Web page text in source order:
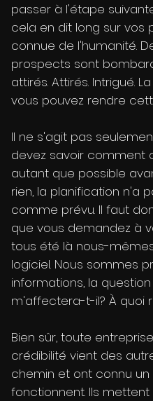
passer à l'étape
cela en dit long sur vos
connue de l'humanité.
prospects sont
attirés. Attirés. Intrigué.
vous pouvez rendre
Il ne s'agit pas
devez savoir comment
autant que possible
rien, la planification n'a
comme prévu. Il faut
que vous demandez à
tous été là nous-
logiciel. Nous sommes
informations, la
m'affectera-t-il? À quoi
Bien sûr, toute
crédibilité vient des
chemin et ont connu
fonctionnent. Ils